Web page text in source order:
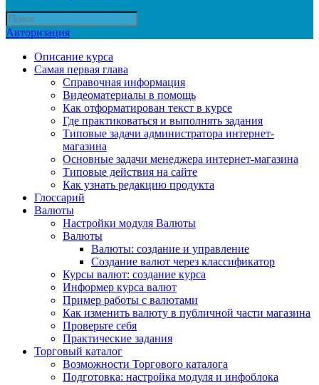
Авторизация
Описание курса
Самая первая глава
Справочная информация
Видеоматериалы в помощь
Как отформатирован текст в курсе
Где практиковаться и выполнять задания
Типовые задачи администратора интернет-
магазина
Основные задачи менеджера интернет-магазина
Типовые действия на сайте
Как узнать редакцию продукта
Глоссарий
Валюты
Настройки модуля Валюты
Валюты
Валюты: создание и управление
Создание валют через классификатор
Курсы валют: создание курса
Информер курса валют
Пример работы с валютами
Как изменить валюту в публичной части магазина
Проверьте себя
Практические задания
Торговый каталог
Возможности Торгового каталога
Подготовка: настройка модуля и инфоблока